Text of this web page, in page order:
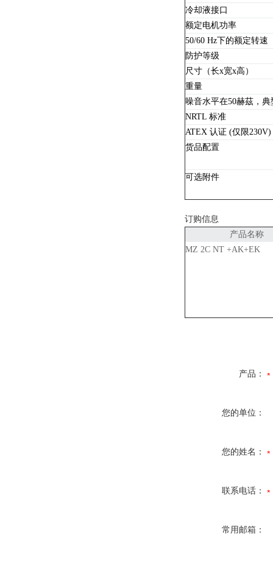
冷却液接口
额定电机功率
50/60 Hz下的额定转速
防护等级
尺寸（长x宽x高）
重量
噪音水平在50赫茲，典
NRTL 标准
ATEX 认证 (仅限230V)
货品配置
可选附件
订购信息
产品名称
MZ 2C NT +AK+EK
产品：
您的单位：
您的姓名：
联系电话：
常用邮箱：